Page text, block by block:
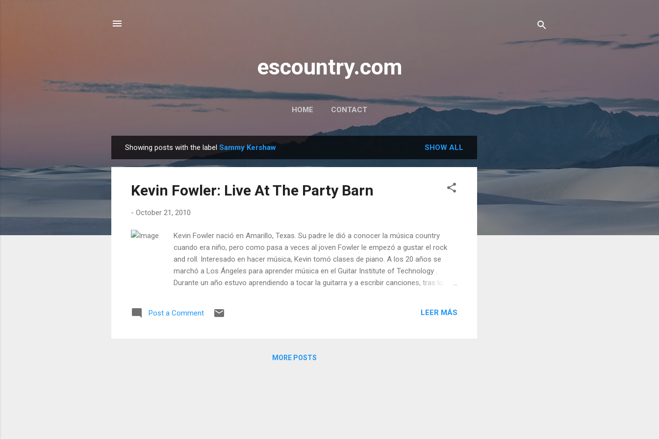
escountry.com
HOME CONTACT
o
Showing posts with the label Sammy Kershaw SHOW ALL
Kevin Fowler: Live At The Party Barn
- October 21, 2010
Kevin Fowler nació en Amarillo, Texas. Su padre le dió a conocer la música country
cuando era niño, pero como pasa a veces al joven Fowler le empezó a gustar el rock
and roll. Interesado en hacer música, Kevin tomó clases de piano. A los 20 años se
marchó a Los Ángeles para aprender música en el Guitar Institute of Technology .
Durante un año estuvo aprendiendo a tocar la guitarra y a escribir canciones, tras lo
Post a Comment LEER MÁS
MORE POSTS